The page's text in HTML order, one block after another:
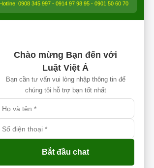
chi nhánh Nhơn Trạch
Thăng Long Home – Coffee) –
0913 850 997
Hotline: 0908 345 997 - 0914 97 98 95 - 0901 50 60 70
Chào mừng Bạn đến với
Luật Việt Á
Bạn cần tư vấn vui lòng nhập thông tin để
chúng tôi hỗ trợ bạn tốt nhất
Bắt đầu chat